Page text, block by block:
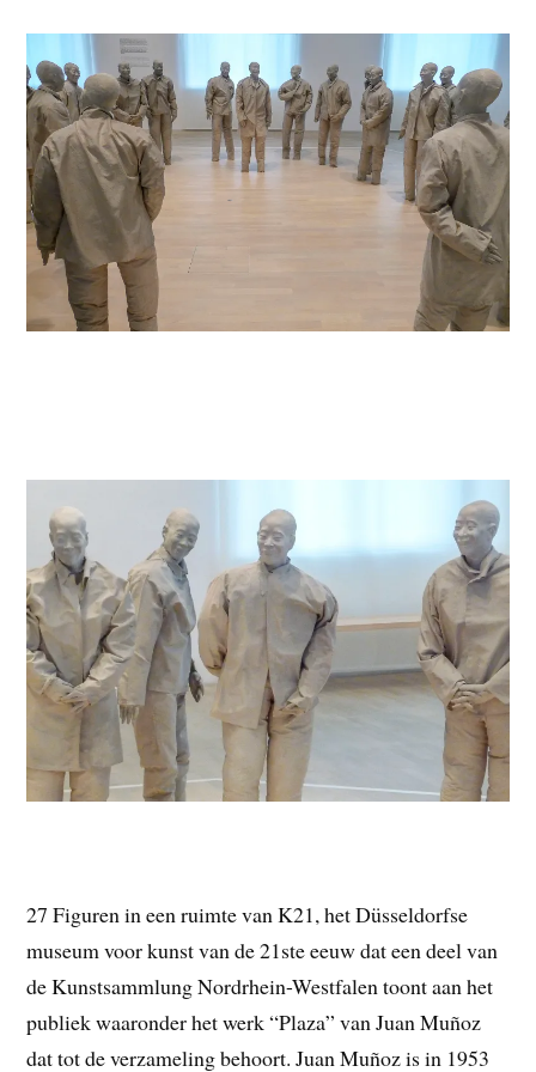
27 Figuren in een ruimte van K21, het Düsseldorfse
museum voor kunst van de 21ste eeuw dat een deel van
de Kunstsammlung Nordrhein-Westfalen toont aan het
publiek waaronder het werk “Plaza” van Juan Muñoz
dat tot de verzameling behoort. Juan Muñoz is in 1953